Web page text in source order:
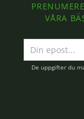
VÅRA
postadress
De uppgifter du